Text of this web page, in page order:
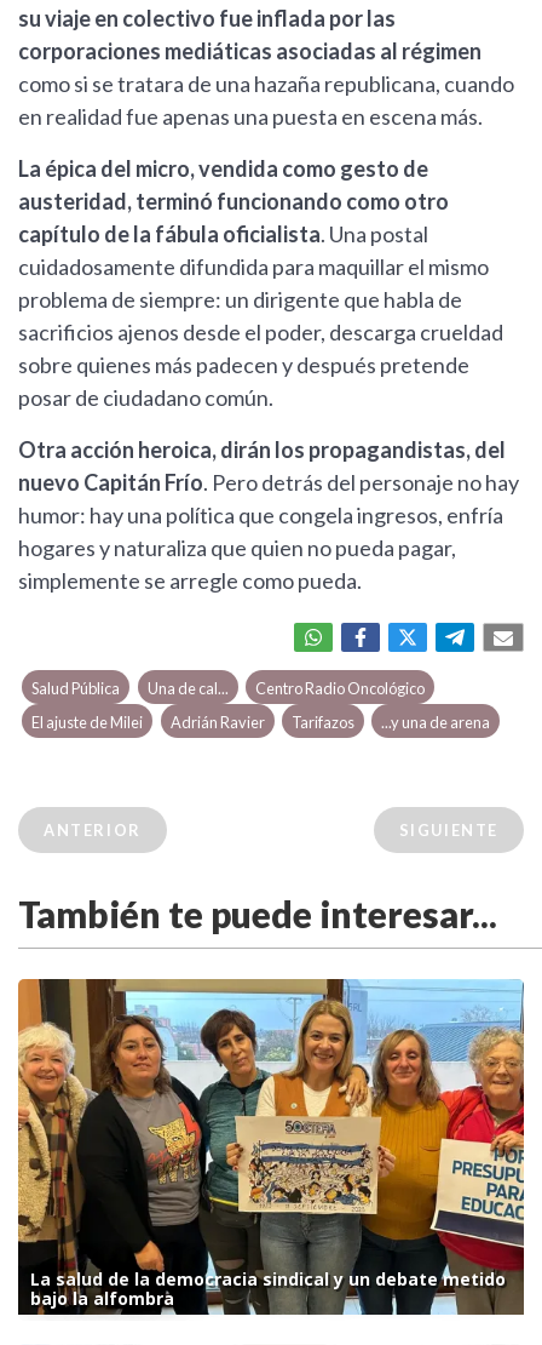
su viaje en colectivo fue inflada por las
corporaciones mediáticas asociadas al régimen
como si se tratara de una hazaña republicana, cuando
en realidad fue apenas una puesta en escena más.
La épica del micro, vendida como gesto de
austeridad, terminó funcionando como otro
capítulo de la fábula oficialista. Una postal
cuidadosamente difundida para maquillar el mismo
problema de siempre: un dirigente que habla de
sacrificios ajenos desde el poder, descarga crueldad
sobre quienes más padecen y después pretende
posar de ciudadano común.
Otra acción heroica, dirán los propagandistas, del
nuevo Capitán Frío. Pero detrás del personaje no hay
humor: hay una política que congela ingresos, enfría
hogares y naturaliza que quien no pueda pagar,
simplemente se arregle como pueda.
Salud Pública Una de cal...
Centro Radio Oncológico
El ajuste de Milei
Adrián Ravier Tarifazos ...y una de arena
ANTERIOR SIGUIENTE
También te puede interesar...
La salud de la democracia sindical y un debate metido
bajo la alfombra